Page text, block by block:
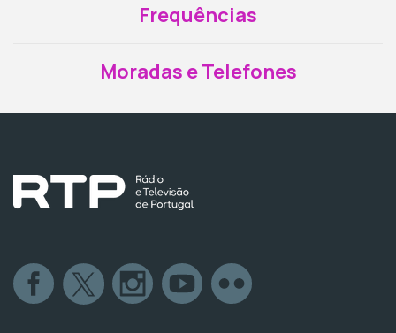
Frequências
Moradas e Telefones